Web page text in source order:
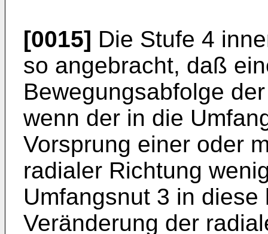
[0015] Die Stufe 4
so angebracht, daß
Bewegungsabfolge
wenn der in die
Vorsprung einer oder
radialer Richtung
Umfangsnut 3 in
Veränderung der